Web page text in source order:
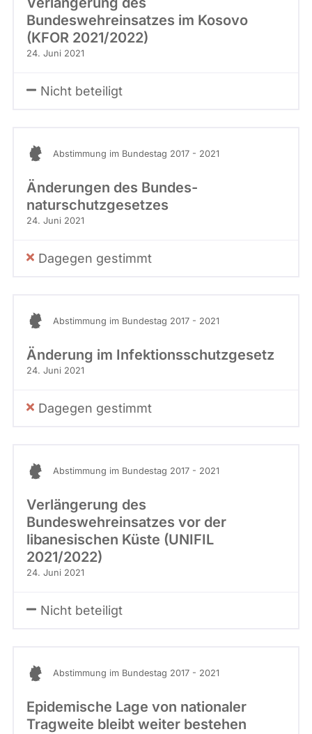
Bundeswehreinsatzes im Kosovo
(KFOR 2021/2022)
24. Juni 2021
Nicht beteiligt
Abstimmung im Bundestag 2017 - 2021
Änderungen des Bundes­
naturschutzgesetzes
24. Juni 2021
Dagegen gestimmt
Abstimmung im Bundestag 2017 - 2021
Änderung im Infektions­schutz­gesetz
24. Juni 2021
Dagegen gestimmt
Abstimmung im Bundestag 2017 - 2021
Verlängerung des
Bundeswehreinsatzes vor der
libanesischen Küste (UNIFIL
2021/2022)
24. Juni 2021
Nicht beteiligt
Abstimmung im Bundestag 2017 - 2021
Epidemische Lage von nationaler
Tragweite bleibt weiter bestehen